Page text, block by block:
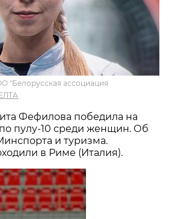
"Белорусская ассоциация
Фефилова победила на
пулу-10 среди женщин. Об
и туризма.
в Риме (Италия).